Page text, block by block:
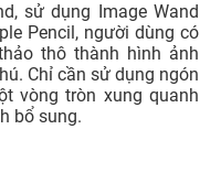
sử dụng Image Wand
Pencil, người dùng có
thô thành hình ảnh
Chỉ cần sử dụng ngón
vòng tròn xung quanh
bổ sung.